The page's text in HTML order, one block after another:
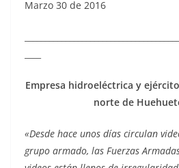
Marzo 30 de 2016
Empresa hidroeléctrica y
norte de
«Desde hace unos días circulan
grupo armado, las Fuerzas